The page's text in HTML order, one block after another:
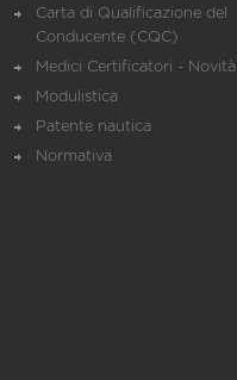
Carta di Qualificazione del
Conducente (CQC)
Medici Certificatori - Novità
Modulistica
Patente nautica
Normativa